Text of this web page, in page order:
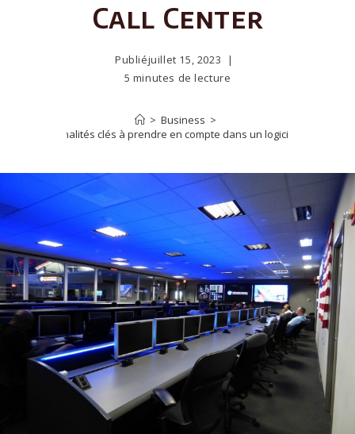
Call Center
Publiéjuillet 15, 2023
5 minutes de lecture
> Business >
Les fonctionnalités clés à prendre en compte dans un logiciel Call Center